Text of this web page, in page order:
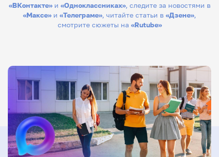
«ВКонтакте»и «Одноклассниках», следите за новостями в
«Максе» и «Телеграме», читайте статьи в «Дзене»,
смотрите сюжеты на «Rutube»